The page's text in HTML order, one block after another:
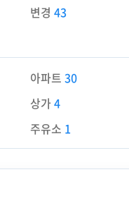
변경43
아파트30
상가4
주유소 1